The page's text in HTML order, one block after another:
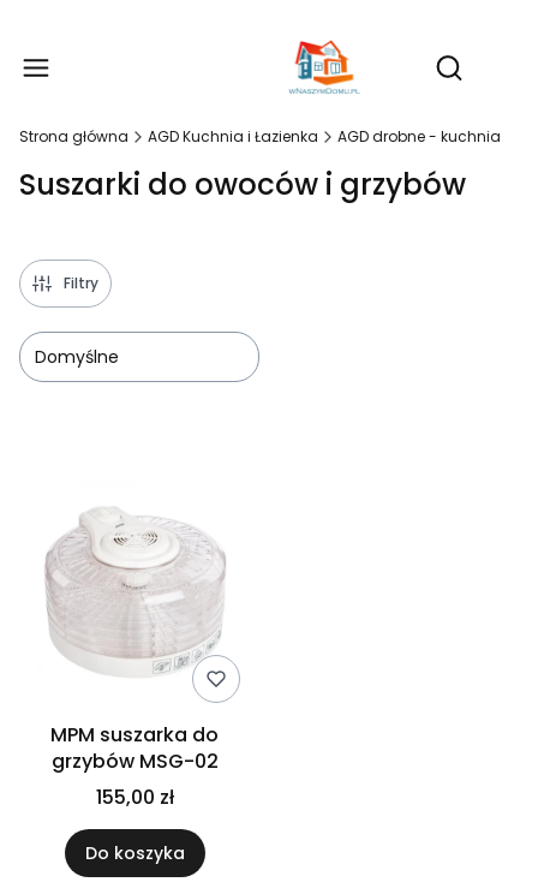
Otwórz
Strona główna AGD Kuchnia i Łazienka AGD drobne - kuchnia
Suszarki do owoców i grzybów
Filtry
Domyślne
MPM suszarka do
grzybów MSG-02
155,00 zł
Do koszyka